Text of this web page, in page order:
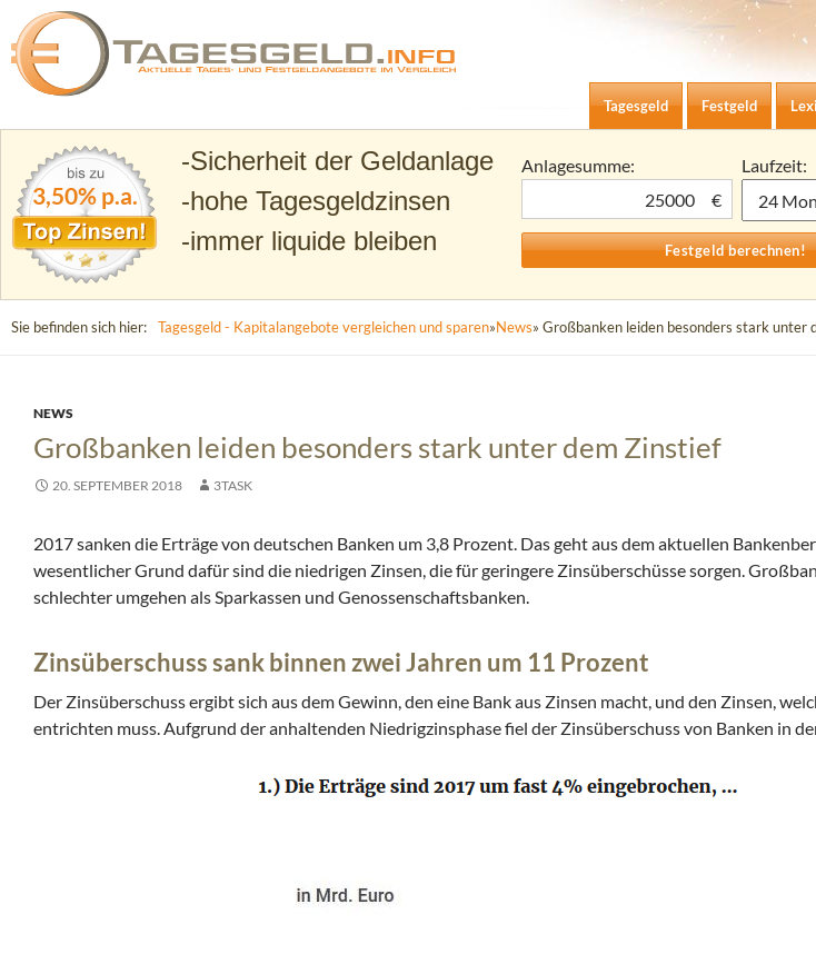
Tagesgeld.info – Tagesgeldkonten vergleichen und Tagesgeld-Zinsen berechnen
Zum Inhalt springen
Tagesgeld
Festgeld
3,50% p.a.
Sicherheit der Geldanlage
hohe Tagesgeldzinsen
immer liquide bleiben
Anlagesumme:
€
Laufzeit:
Sie befinden sich hier: Tagesgeld - Kapitalangebote vergleichen und sparen»News» Großbanken leiden besonders stark unter
NEWS
Großbanken leiden besonders stark unter dem Zinstief
20. SEPTEMBER 2018 3TASK
2017 sanken die Erträge von deutschen Banken um 3,8 Prozent. Das geht aus dem aktuellen
wesentlicher Grund dafür sind die niedrigen Zinsen, die für geringere Zinsüberschüsse sorgen.
schlechter umgehen als Sparkassen und Genossenschaftsbanken.
Zinsüberschuss sank binnen zwei Jahren um 11 Prozent
Der Zinsüberschuss ergibt sich aus dem Gewinn, den eine Bank aus Zinsen macht, und den Zinsen,
entrichten muss. Aufgrund der anhaltenden Niedrigzinsphase fiel der Zinsüberschuss von Banken in